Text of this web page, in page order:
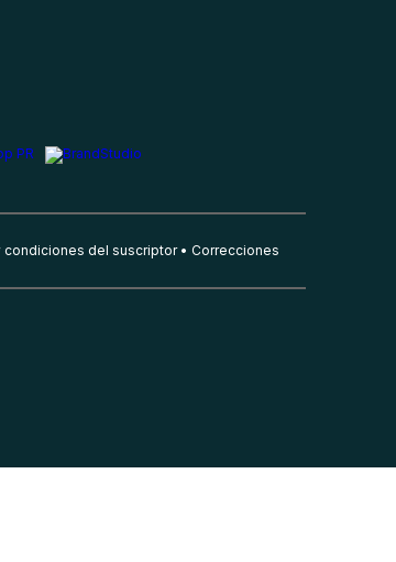
condiciones del suscriptor Correcciones